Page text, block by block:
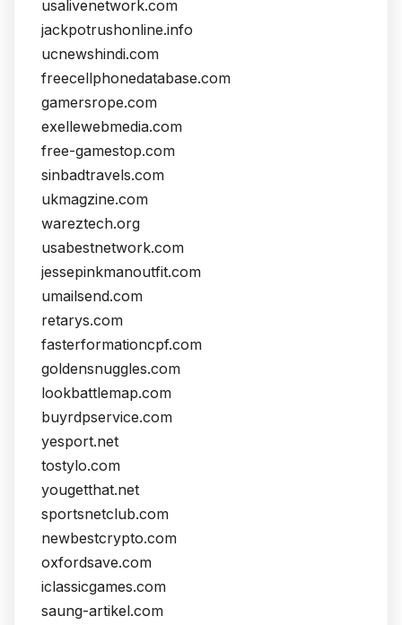
usalivenetwork.com
jackpotrushonline.info
ucnewshindi.com
freecellphonedatabase.com
gamersrope.com
exellewebmedia.com
free-gamestop.com
sinbadtravels.com
ukmagzine.com
wareztech.org
usabestnetwork.com
jessepinkmanoutfit.com
umailsend.com
retarys.com
fasterformationcpf.com
goldensnuggles.com
lookbattlemap.com
buyrdpservice.com
yesport.net
tostylo.com
yougetthat.net
sportsnetclub.com
newbestcrypto.com
oxfordsave.com
iclassicgames.com
saung-artikel.com